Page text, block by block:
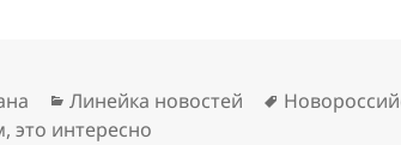
Рубрики
Линейка новостей Метки
,это интересно